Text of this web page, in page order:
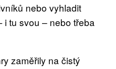
nebo vyhladit
i tu svou – nebo třeba
zaměřily na čistý